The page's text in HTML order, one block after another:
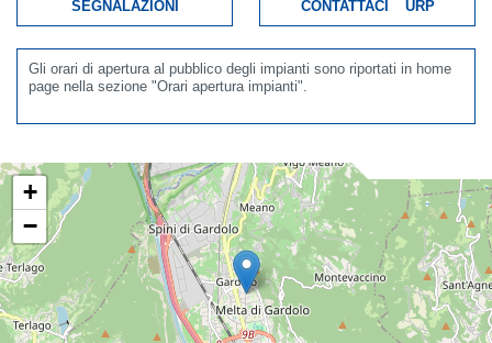
SEGNALAZIONI CONTATTACI URP
Gli orari di apertura al pubblico degli impianti sono riportati in home
page nella sezione "Orari apertura impianti".
+
−